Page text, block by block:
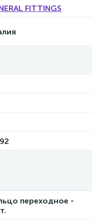
FITTINGS
переходное -